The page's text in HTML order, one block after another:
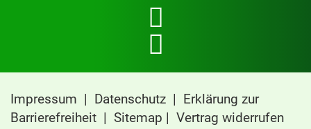
Impressum | Datenschutz | Erklärung zur
Barrierefreiheit | Sitemap | Vertrag widerrufen